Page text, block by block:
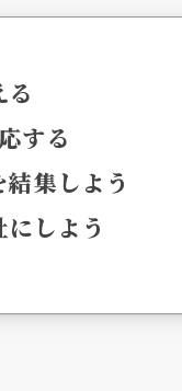
する
集しよう
しよう